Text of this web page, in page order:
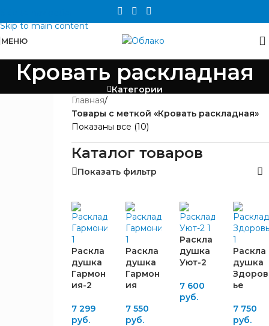
Skip to main content
МЕНЮ
Кровать раскладная
Категории
Кемпинг
10
Главная/
Товары с меткой «Кровать раскладная»
Показаны все (10)
Каталог товаров
Показать фильтр
Раскла
душка
Гармон
ия-2
7 299
руб.
Раскла
душка
Гармон
ия
7 550
руб.
Раскла
душка
Уют-2
7 600
руб.
Раскла
душка
Здоров
ье
7 750
руб.